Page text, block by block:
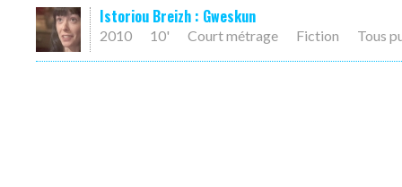
Istoriou Breizh : Gweskun
2010 10' Court métrage Fiction Tous